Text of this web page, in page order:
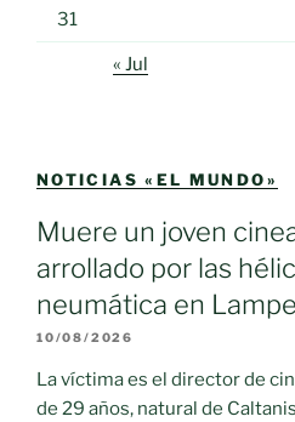
31
« Jul
NOTICIAS «EL MUNDO»
Muere un joven
arrollado por las
neumática en
10/08/2026
La víctima es el director de
de 29 años, natural de